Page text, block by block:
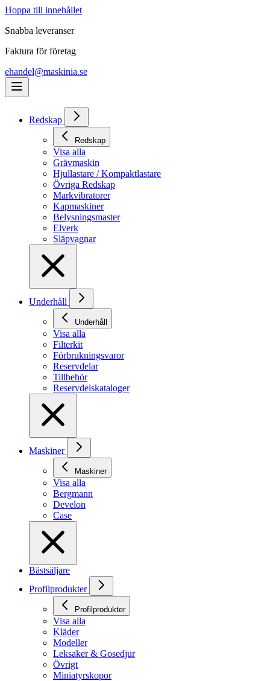
Hoppa till innehållet
Snabba leveranser
Faktura för företag
ehandel@maskinia.se
Redskap
Redskap
Visa alla
Grävmaskin
Hjullastare / Kompaktlastare
Övriga Redskap
Markvibratorer
Kapmaskiner
Belysningsmaster
Elverk
Släpvagnar
Underhåll
Underhåll
Visa alla
Filterkit
Förbrukningsvaror
Reservdelar
Tillbehör
Reservdelskataloger
Maskiner
Maskiner
Visa alla
Bergmann
Develon
Case
Bästsäljare
Profilprodukter
Profilprodukter
Visa alla
Kläder
Modeller
Leksaker & Gosedjur
Övrigt
Miniatyrskopor